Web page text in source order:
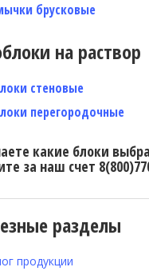
брусковые
на раствор
стеновые
перегородочные
какие блоки
за наш счет
разделы
продукции